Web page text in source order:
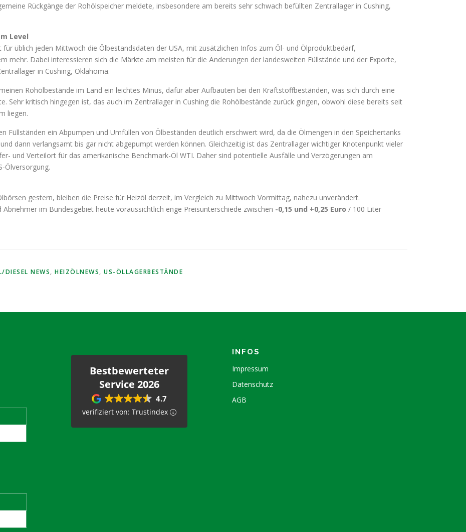
Rückgänge der Rohölspeicher meldete, insbesondere am bereits sehr schwach befüllten Zentrallager in Cushing,
Level
üblich jeden Mittwoch die Ölbestandsdaten der USA, mit zusätzlichen Infos zum Öl- und Ölproduktbedarf,
mehr. Dabei interessieren sich die Märkte am meisten für die Änderungen der landesweiten Füllstände und der Exporte,
in Cushing, Oklahoma.
Rohölbestände im Land ein leichtes Minus, dafür aber Aufbauten bei den Kraftstoffbeständen, was sich durch eine
Sehr kritisch hingegen ist, das auch im Zentrallager in Cushing die Rohölbestände zurück gingen, obwohl diese bereits seit
liegen.
Füllständen ein Abpumpen und Umfüllen von Ölbeständen deutlich erschwert wird, da die Ölmengen in den Speichertanks
dann verlangsamt bis gar nicht abgepumpt werden können. Gleichzeitig ist das Zentrallager wichtiger Knotenpunkt vieler
und Verteilort für das amerikanische Benchmark-Öl WTI. Daher sind potentielle Ausfälle und Verzögerungen am
Ölversorgung.
gestern, bleiben die Preise für Heizöl derzeit, im Vergleich zu Mittwoch Vormittag, nahezu unverändert.
im Bundesgebiet heute voraussichtlich enge Preisunterschiede zwischen -0,15 und +0,25 Euro / 100 Liter
DIESEL NEWS, HEIZÖLNEWS, US-ÖLLAGERBESTÄNDE
Bestbewerteter
Service 2026
4.7
verifiziert von: Trustindex
INFOS
Impressum
Datenschutz
AGB